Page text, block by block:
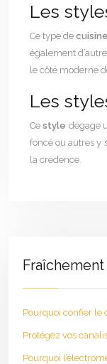
Les
Ce type de
également
le côté moderne
Les
Cestyle dégage
foncé ou autres y
la crédence.
Pourquoi confier le
Protégez vos
Pourquoi